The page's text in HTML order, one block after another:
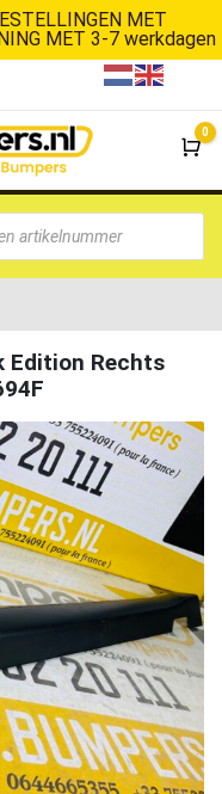
MET
MET 3-7 werkdagen
0
Edition Rechts